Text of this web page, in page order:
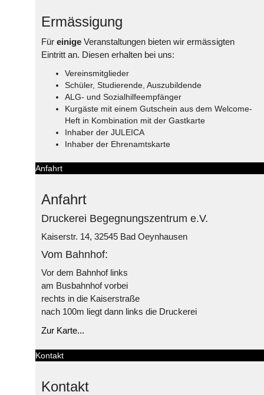
Ermässigung
Für einige Veranstaltungen bieten wir ermässigten
Eintritt an. Diesen erhalten bei uns:
Vereinsmitglieder
Schüler, Studierende, Auszubildende
ALG- und Sozialhilfeempfänger
Kurgäste mit einem Gutschein aus dem Welcome-
Heft in Kombination mit der Gastkarte
Inhaber der JULEICA
Inhaber der Ehrenamtskarte
Anfahrt
Anfahrt
Druckerei Begegnungszentrum e.V.
Kaiserstr. 14, 32545 Bad Oeynhausen
Vom Bahnhof:
Vor dem Bahnhof links
am Busbahnhof vorbei
rechts in die Kaiserstraße
nach 100m liegt dann links die Druckerei
Zur Karte...
Kontakt
Kontakt